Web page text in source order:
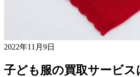
2022年11月9日
子ども服の買取サービス